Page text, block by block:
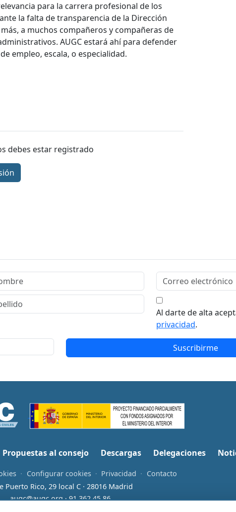
para la carrera profesional de los
la falta de transparencia de la Dirección
a muchos compañeros y compañeras de
AUGC estará ahí para defender
empleo, escala, o especialidad.
debes estar registrado
Al darte de alta
privacidad.
Suscribirme
Propuestas al consejo Descargas Delegaciones
· Configurar cookies · Privacidad · Contacto
Puerto Rico, 29 local C · 28016 Madrid
augc@augc.org ·91 362 45 86